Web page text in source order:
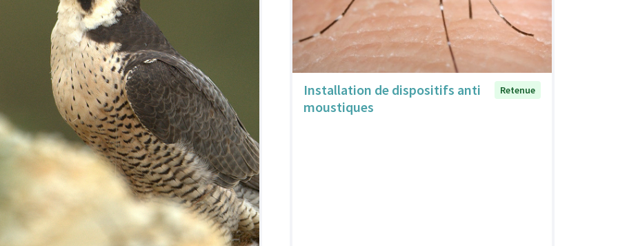
Installation de dispositifs anti
moustiques
Retenue